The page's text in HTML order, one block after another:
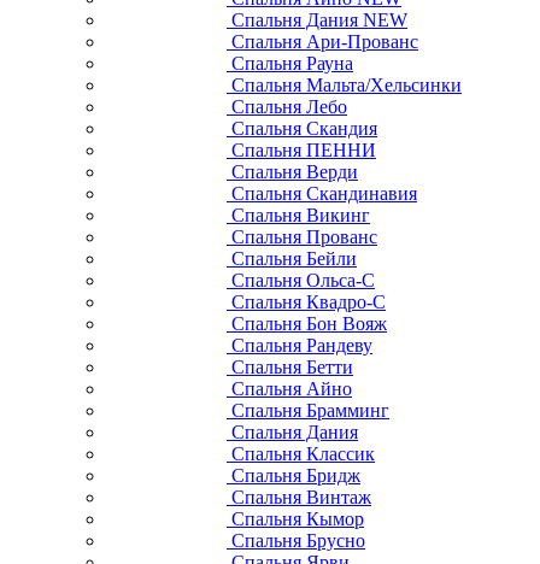
Спальня Дания NEW
Спальня Ари-Прованс
Спальня Рауна
Спальня Мальта/Хельсинки
Спальня Лебо
Спальня Скандия
Спальня ПЕННИ
Спальня Верди
Спальня Скандинавия
Спальня Викинг
Спальня Прованс
Спальня Бейли
Спальня Ольса-С
Спальня Квадро-С
Спальня Бон Вояж
Спальня Рандеву
Спальня Бетти
Спальня Айно
Спальня Брамминг
Спальня Дания
Спальня Классик
Спальня Бридж
Спальня Винтаж
Спальня Кымор
Спальня Брусно